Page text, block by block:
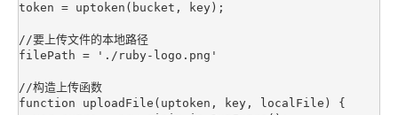
token = uptoken(bucket, key);
//要上传文件的本地路径
filePath = './ruby-logo.png'
//构造上传函数
function uploadFile(uptoken, key, localFile) {